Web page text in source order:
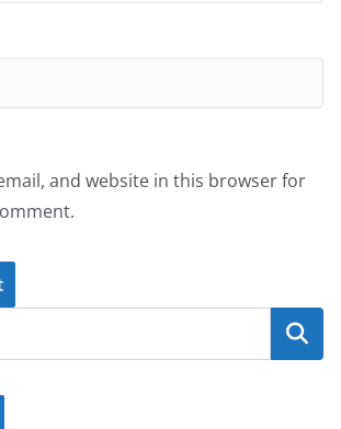
and website in this browser for
Search